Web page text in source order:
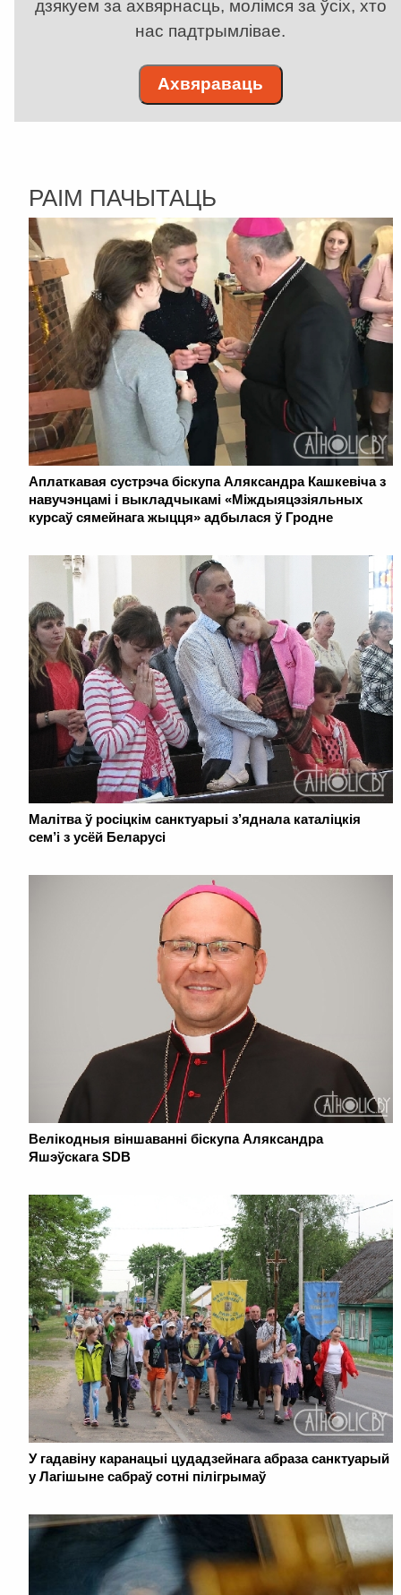
дзякуем за ахвярнасць, молімся за ўсіх, хто
нас падтрымлівае.
Ахвяраваць
РАІМ ПАЧЫТАЦЬ
Аплаткавая сустрэча біскупа Аляксандра Кашкевіча з
навучэнцамі і выкладчыкамі «Міждыяцэзіяльных
курсаў сямейнага жыцця» адбылася ў Гродне
Малітва ў росіцкім санктуарыі з’яднала каталіцкія
сем’і з усёй Беларусі
Велікодныя віншаванні біскупа Аляксандра
Яшэўскага SDB
У гадавіну каранацыі цудадзейнага абраза санктуарый
у Лагішыне сабраў сотні пілігрымаў